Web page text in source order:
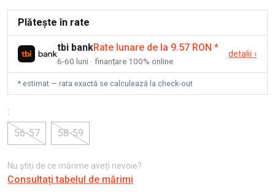
Plătește în rate
tbi bankRate lunare de la 9.57 RON *
6-60 luni · finanțare 100% online
detalii ›
* estimat — rata exactă se calculează la check-out
:
56-57
58-59
Nu știți de ce mărime aveți nevoie?
Consultați tabelul de mărimi